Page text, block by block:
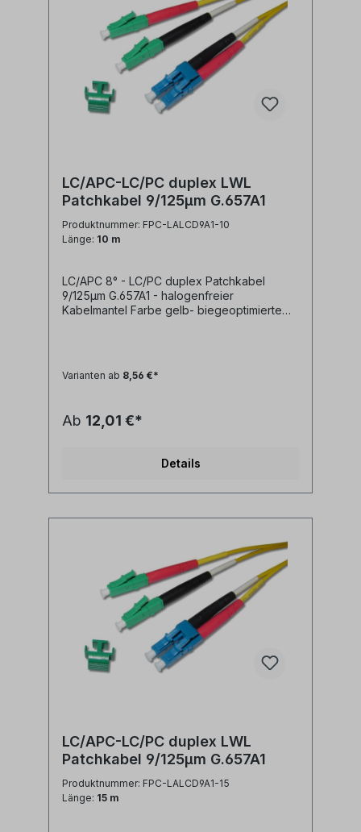
Lichtwellenleiter Patchkabel, LC/APC jumper
LC/APC-LC/PC duplex LWL
Patchkabel 9/125µm G.657A1
Produktnummer: FPC-LALCD9A1-10
Länge: 10 m
LC/APC 8° - LC/PC duplex Patchkabel
9/125µm G.657A1 - halogenfreier
Kabelmantel Farbe gelb- biegeoptimierte
(rot/schwarz) Technische Daten: Kabeltyp:
Glasfaser LWL duplex Patchkabel I-
(halogenfrei)LWL Faser: singlemode
9/125µm OS2 G.657A1
siehe Längenauswahlfeld oder Sonderlänge
auf AnfrageLWL-Stecker A: LC/APC
Ports Synonyme: fiber optic patchcord,
Glasfaser Anschlusskabel, LWL Patch Kabel,
Lichtwellenleiter Patchkabel, LC/APC jumper
Varianten ab 8,56 €*
Ab 12,01 €*
Details
LC/APC-LC/PC duplex LWL
Patchkabel 9/125µm G.657A1
Produktnummer: FPC-LALCD9A1-15
Länge: 15 m